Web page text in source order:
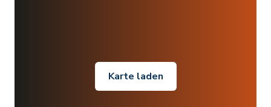
Karte laden